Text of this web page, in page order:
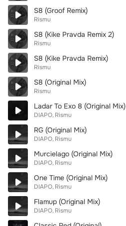
S8 (Groof Remix)
Rismu
S8 (Kike Pravda Remix 2)
Rismu
S8 (Kike Pravda Remix)
Rismu
S8 (Original Mix)
Rismu
Ladar To Exo 8 (Original Mix)
DIAPO Rismu
RG (Original Mix)
DIAPO Rismu
Murcielago (Original Mix)
DIAPO Rismu
One Time (Original Mix)
DIAPO Rismu
Flamup (Original Mix)
DIAPO Rismu